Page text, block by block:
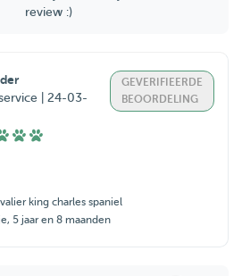
review :)
| 24-03-
GEVERIFIEERDE
BEOORDELING
king charles spaniel
5 jaar en 8 maanden